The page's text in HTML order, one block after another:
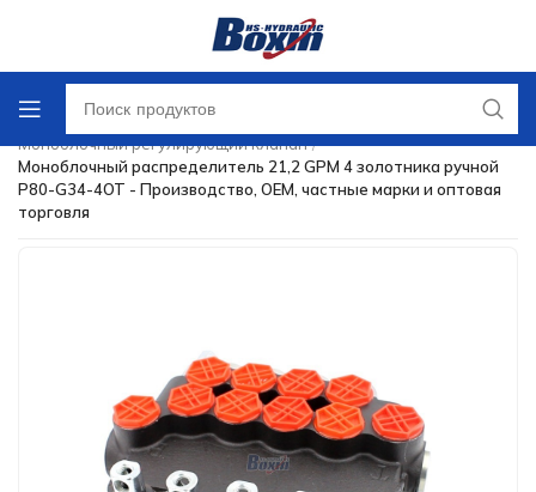
Главная / Направляющий регулирующий клапан
Моноблочный регулирующий клапан /
Моноблочный распределитель 21,2 GPM 4 золотника ручной
P80-G34-4OT - Производство, OEM, частные марки и оптовая
торговля